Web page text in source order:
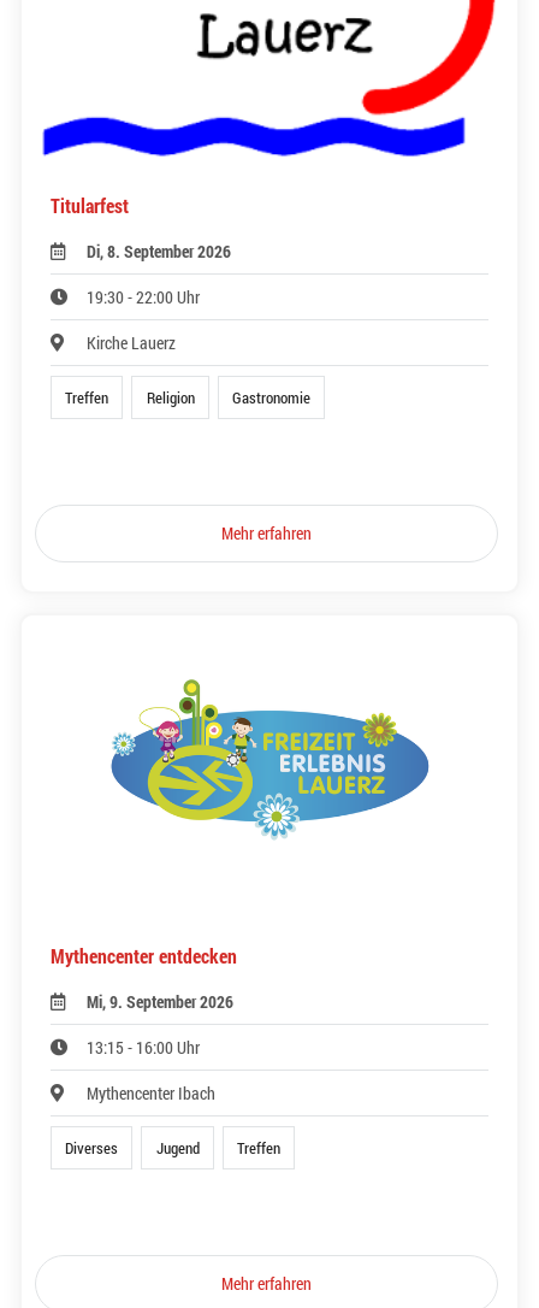
Titularfest
Di, 8. September 2026
19:30 - 22:00 Uhr
Kirche Lauerz
Treffen Religion Gastronomie
Mehr erfahren
Mythencenter entdecken
Mi, 9. September 2026
13:15 - 16:00 Uhr
Mythencenter Ibach
Diverses Jugend Treffen
Mehr erfahren